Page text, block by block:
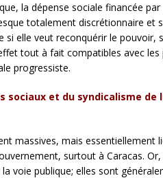
la dépense sociale financée
totalement discrétionnaire
elle veut reconquérir le pouvoir,
tout à fait compatibles avec
progressiste.
sociaux et du syndicalisme
massives, mais essentiellement
surtout à Caracas.
voie publique; elles sont